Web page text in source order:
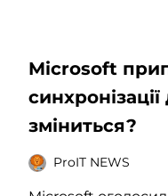
Microsoft
зміниться?
ProIT NEWS